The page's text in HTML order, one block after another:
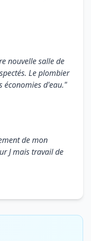
nouvelle salle de
Le plombier
économies d'eau."
de mon
J mais travail de